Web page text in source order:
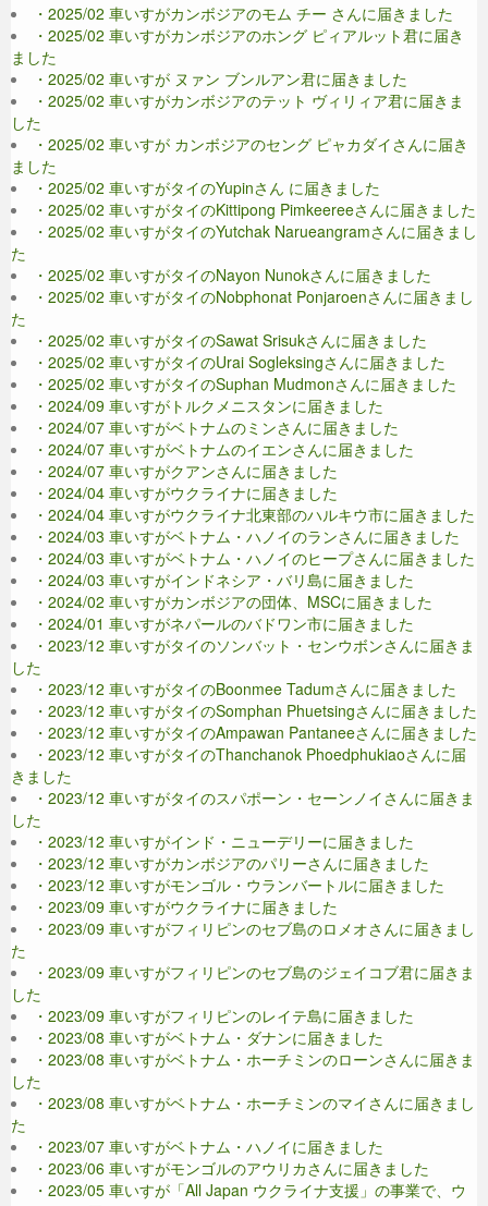
・2025/02 車いすがカンボジアのモム チー さんに届きました
・2025/02 車いすがカンボジアのホング ピィアルット君に届き
ました
・2025/02 車いすが ヌァン ブンルアン君に届きました
・2025/02 車いすがカンボジアのテット ヴィリィア君に届きま
した
・2025/02 車いすが カンボジアのセング ピャカダイさんに届き
ました
・2025/02 車いすがタイのYupinさん に届きました
・2025/02 車いすがタイのKittipong Pimkeereeさんに届きました
・2025/02 車いすがタイのYutchak Narueangramさんに届きまし
た
・2025/02 車いすがタイのNayon Nunokさんに届きました
・2025/02 車いすがタイのNobphonat Ponjaroenさんに届きまし
た
・2025/02 車いすがタイのSawat Srisukさんに届きました
・2025/02 車いすがタイのUrai Sogleksingさんに届きました
・2025/02 車いすがタイのSuphan Mudmonさんに届きました
・2024/09 車いすがトルクメニスタンに届きました
・2024/07 車いすがベトナムのミンさんに届きました
・2024/07 車いすがベトナムのイエンさんに届きました
・2024/07 車いすがクアンさんに届きました
・2024/04 車いすがウクライナに届きました
・2024/04 車いすがウクライナ北東部のハルキウ市に届きました
・2024/03 車いすがベトナム・ハノイのランさんに届きました
・2024/03 車いすがベトナム・ハノイのヒープさんに届きました
・2024/03 車いすがインドネシア・バリ島に届きました
・2024/02 車いすがカンボジアの団体、MSCに届きました
・2024/01 車いすがネパールのバドワン市に届きました
・2023/12 車いすがタイのソンバット・センウボンさんに届きま
した
・2023/12 車いすがタイのBoonmee Tadumさんに届きました
・2023/12 車いすがタイのSomphan Phuetsingさんに届きました
・2023/12 車いすがタイのAmpawan Pantaneeさんに届きました
・2023/12 車いすがタイのThanchanok Phoedphukiaoさんに届
きました
・2023/12 車いすがタイのスパポーン・セーンノイさんに届きま
した
・2023/12 車いすがインド・ニューデリーに届きました
・2023/12 車いすがカンボジアのパリーさんに届きました
・2023/12 車いすがモンゴル・ウランバートルに届きました
・2023/09 車いすがウクライナに届きました
・2023/09 車いすがフィリピンのセブ島のロメオさんに届きまし
た
・2023/09 車いすがフィリピンのセブ島のジェイコブ君に届きま
した
・2023/09 車いすがフィリピンのレイテ島に届きました
・2023/08 車いすがベトナム・ダナンに届きました
・2023/08 車いすがベトナム・ホーチミンのローンさんに届きま
した
・2023/08 車いすがベトナム・ホーチミンのマイさんに届きまし
た
・2023/07 車いすがベトナム・ハノイに届きました
・2023/06 車いすがモンゴルのアウリカさんに届きました
・2023/05 車いすが「All Japan ウクライナ支援」の事業で、ウ